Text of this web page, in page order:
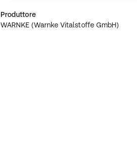
Nota bene:
alimentari, non siamo autorizzati a
Produttore
WARNKE (Warnke Vitalstoffe GmbH)